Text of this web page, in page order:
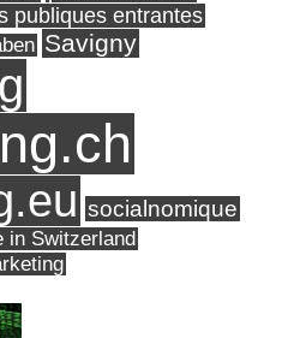
publiques entrantes
Savigny
socialnomique
in Switzerland